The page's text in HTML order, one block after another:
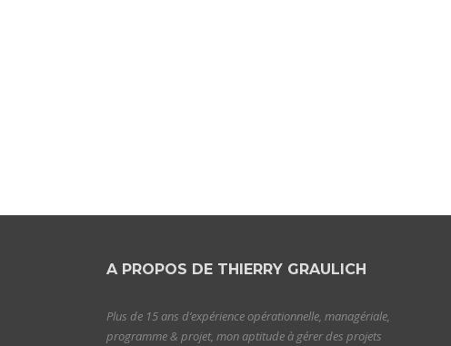
A PROPOS DE THIERRY GRAULICH
Plus de 15 ans d’expérience opérationnelle, managériale,
programme & projet, mon aptitude à gérer des projets